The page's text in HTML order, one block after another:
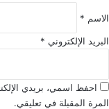
الاسم *
البريد الإلكتروني *
احفظ اسمي، بريدي
المرة المقبلة في تعليقي.